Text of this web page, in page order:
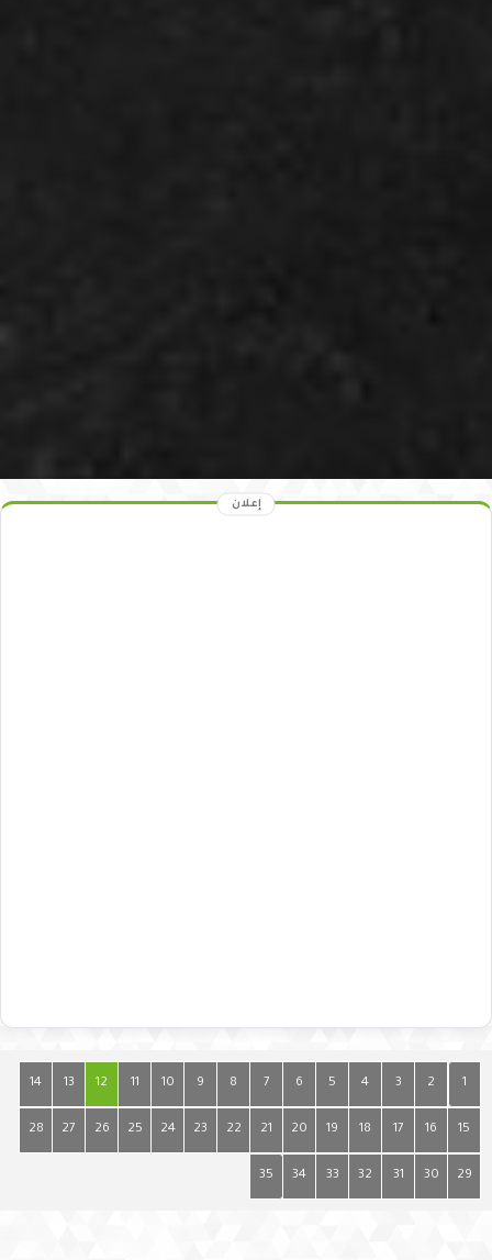
إعلان
1
2
3
4
5
6
7
8
9
10
11
12
13
14
15
16
17
18
19
20
21
22
23
24
25
26
27
28
29
30
31
32
33
34
35